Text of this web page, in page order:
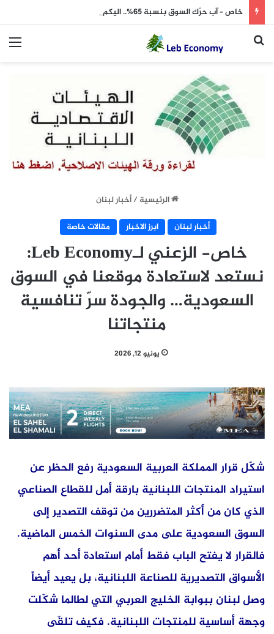
بحث عن
الرئيسية / أخبار لبنان
أخبار لبنان
ابرز الاخبار مقالات خاصة
خاص- الزعني لـLeb Economy:
نستعد لاستعادة موقعنا في السوق
السعودية… والجودة سرّ تنافسية
منتجاتنا
يونيو 12, 2026
شكّل قرار المملكة العربية السعودية رفع الحظر عن
استيراد المنتجات اللبنانية بارقة أمل للقطاع الصناعي
الذي كان من أكثر المتضررين من توقف التصدير إلى
السوق السعودية على مدى السنوات الخمس الماضية.
فالقرار لا يفتح الباب فقط أمام استعادة أحد أهم
الأسواق التصديرية للصناعة اللبنانية، بل يعيد أيضاً
وصل لبنان ببوابة الخليج العربي التي لطالما شكّلت
وجهة أساسية للمنتجات اللبنانية. فكيف تلقّى